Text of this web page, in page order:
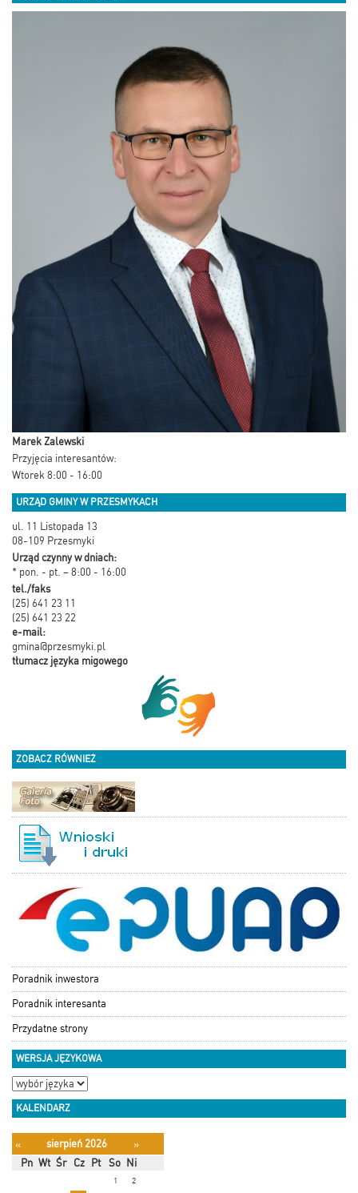
Marek Zalewski
Przyjęcia interesantów:
Wtorek 8:00 - 16:00
URZĄD GMINY W PRZESMYKACH
ul. 11 Listopada 13
08-109 Przesmyki
Urząd czynny w dniach:
* pon. - pt. – 8:00 - 16:00
tel./faks
(25) 641 23 11
(25) 641 23 22
e-mail:
gmina@przesmyki.pl
tłumacz języka migowego
ZOBACZ RÓWNIEŻ
Poradnik inwestora
Poradnik interesanta
Przydatne strony
WERSJA JĘZYKOWA
KALENDARZ
« sierpień 2026
»
Pn Wt Śr Cz Pt So Ni
1 2